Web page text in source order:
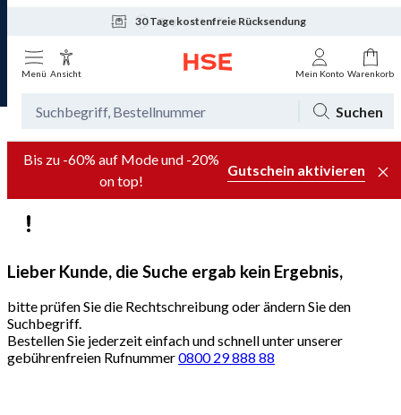
30 Tage kostenfreie Rücksendung
Tagesaktuelle Angebote
Menü Ansicht Mein Konto Warenkorb
Suchen
Bis zu -60% auf Mode und -20%
on top!
Gutschein aktivieren
Lieber Kunde, die Suche ergab kein Ergebnis,
bitte prüfen Sie die Rechtschreibung oder ändern Sie den
Suchbegriff.
Bestellen Sie jederzeit einfach und schnell unter unserer
gebührenfreien Rufnummer0800 29 888 88